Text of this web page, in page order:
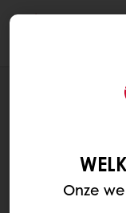
Onze